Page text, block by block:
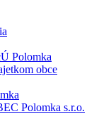
Polomka
obce
Polomka s.r.o.